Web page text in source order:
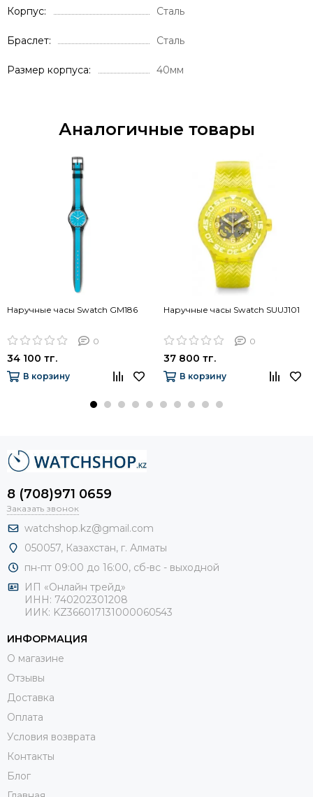
Корпус Сталь
Браслет Сталь
Размер корпуса 40мм
Аналогичные товары
Наручные часы Swatch GM186
0
34 100 тг.
В корзину
Наручные часы Swatch SUUJ101
0
37 800 тг.
В корзину
8 (708)971 0659
Заказать звонок
watchshop.kz@gmail.com
050057, Казахстан, г. Алматы
пн-пт 09:00 до 16:00, сб-вс - выходной
ИП «Онлайн трейд»
ИНН: 740202301208
ИИК: KZ366017131000060543
ИНФОРМАЦИЯ
О магазине
Отзывы
Доставка
Оплата
Условия возврата
Контакты
Блог